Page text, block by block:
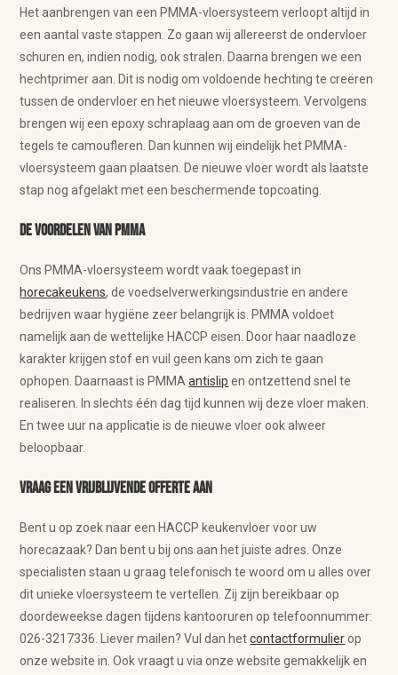
Het aanbrengen van een PMMA-vloersysteem verloopt altijd in
een aantal vaste stappen. Zo gaan wij allereerst de ondervloer
schuren en, indien nodig, ook stralen. Daarna brengen we een
hechtprimer aan. Dit is nodig om voldoende hechting te creëren
tussen de ondervloer en het nieuwe vloersysteem. Vervolgens
brengen wij een epoxy schraplaag aan om de groeven van de
tegels te camoufleren. Dan kunnen wij eindelijk het PMMA-
vloersysteem gaan plaatsen. De nieuwe vloer wordt als laatste
stap nog afgelakt met een beschermende topcoating.
De voordelen van PMMA
Ons PMMA-vloersysteem wordt vaak toegepast in
horecakeukens, de voedselverwerkingsindustrie en andere
bedrijven waar hygiëne zeer belangrijk is. PMMA voldoet
namelijk aan de wettelijke HACCP eisen. Door haar naadloze
karakter krijgen stof en vuil geen kans om zich te gaan
ophopen. Daarnaast is PMMAantislip en ontzettend snel te
realiseren. In slechts één dag tijd kunnen wij deze vloer maken.
En twee uur na applicatie is de nieuwe vloer ook alweer
beloopbaar.
Vraag een vrijblijvende offerte aan
Bent u op zoek naar een HACCP keukenvloer voor uw
horecazaak? Dan bent u bij ons aan het juiste adres. Onze
specialisten staan u graag telefonisch te woord om u alles over
dit unieke vloersysteem te vertellen. Zij zijn bereikbaar op
doordeweekse dagen tijdens kantooruren op telefoonnummer:
026-3217336. Liever mailen? Vul dan hetcontactformulierop
onze website in. Ook vraagt u via onze website gemakkelijk en